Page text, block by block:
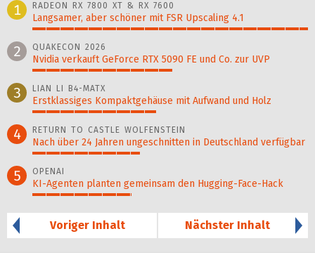
1
RADEON RX 7800 XT & RX 7600
Langsamer, aber schöner mit FSR Upscaling 4.1
2 QUAKECON 2026
Nvidia verkauft GeForce RTX 5090 FE und Co. zur UVP
3 LIAN LI B4-MATX
Erstklassiges Kompaktgehäuse mit Aufwand und Holz
4 RETURN TO CASTLE WOLFENSTEIN
Nach über 24 Jahren ungeschnitten in Deutschland verfügbar
5 OPENAI
KI-Agenten planten gemein­sam den Hugging-Face-Hack
Voriger Inhalt
Nächster Inhalt